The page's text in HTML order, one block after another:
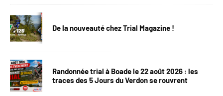
De la nouveauté chez Trial Magazine !
Randonnée trial à Boade le 22 août 2026 : les
traces des 5 Jours du Verdon se rouvrent